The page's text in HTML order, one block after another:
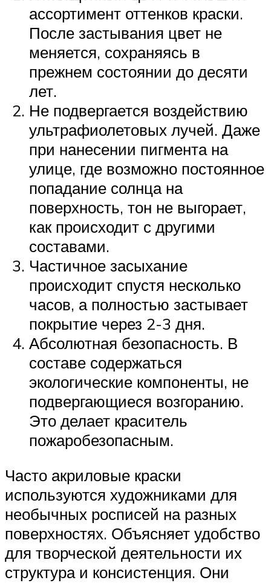
ассортимент оттенков краски.
После застывания цвет не
меняется, сохраняясь в
прежнем состоянии до десяти
лет.
Не подвергается воздействию
ультрафиолетовых лучей. Даже
при нанесении пигмента на
улице, где возможно постоянное
попадание солнца на
поверхность, тон не выгорает,
как происходит с другими
составами.
Частичное засыхание
происходит спустя несколько
часов, а полностью застывает
покрытие через 2-3 дня.
Абсолютная безопасность. В
составе содержаться
экологические компоненты, не
подвергающиеся возгоранию.
Это делает краситель
пожаробезопасным.
Часто акриловые краски
используются художниками для
необычных росписей на разных
поверхностях. Объясняет удобство
для творческой деятельности их
структура и консистенция. Они